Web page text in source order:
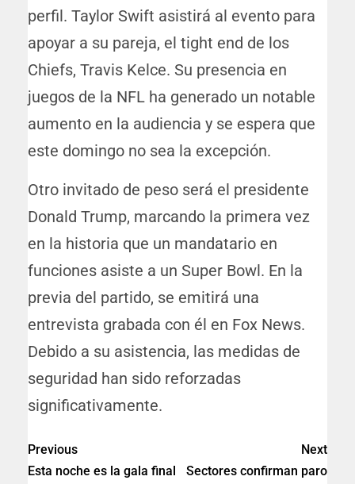
perfil. Taylor Swift asistirá al evento para
apoyar a su pareja, el tight end de los
Chiefs, Travis Kelce. Su presencia en
juegos de la NFL ha generado un notable
aumento en la audiencia y se espera que
este domingo no sea la excepción.
Otro invitado de peso será el presidente
Donald Trump, marcando la primera vez
en la historia que un mandatario en
funciones asiste a un Super Bowl. En la
previa del partido, se emitirá una
entrevista grabada con él en Fox News.
Debido a su asistencia, las medidas de
seguridad han sido reforzadas
significativamente.
Previous
Esta noche es la gala final
Next
Sectores confirman paro